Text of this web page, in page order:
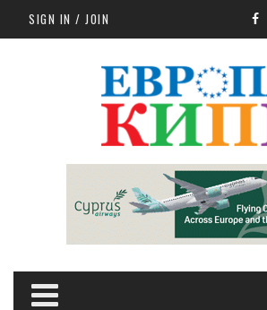
Skip to main content
SIGN IN / JOIN